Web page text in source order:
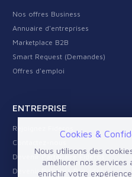
Nos offres Business
Annuaire d'entreprises
Marketplace B2B
Smart Request (Demandes)
Offres d'emploi
ENTREPRISE
Rejoignez Fideros
Contactez-nous
Devenir Partenaire Fideros
Devenir Business Provider
Cookies &
Nous utilisons des
améliorer nos services
enrichir votre